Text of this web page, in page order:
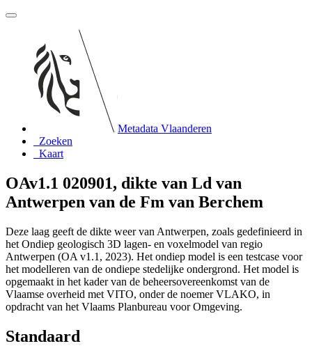
Metadata Vlaanderen
Zoeken
Kaart
OAv1.1 020901, dikte van Ld van
Antwerpen van de Fm van Berchem
Deze laag geeft de dikte weer van Antwerpen, zoals gedefinieerd in
het Ondiep geologisch 3D lagen- en voxelmodel van regio
Antwerpen (OA v1.1, 2023). Het ondiep model is een testcase voor
het modelleren van de ondiepe stedelijke ondergrond. Het model is
opgemaakt in het kader van de beheersovereenkomst van de
Vlaamse overheid met VITO, onder de noemer VLAKO, in
opdracht van het Vlaams Planbureau voor Omgeving.
Standaard